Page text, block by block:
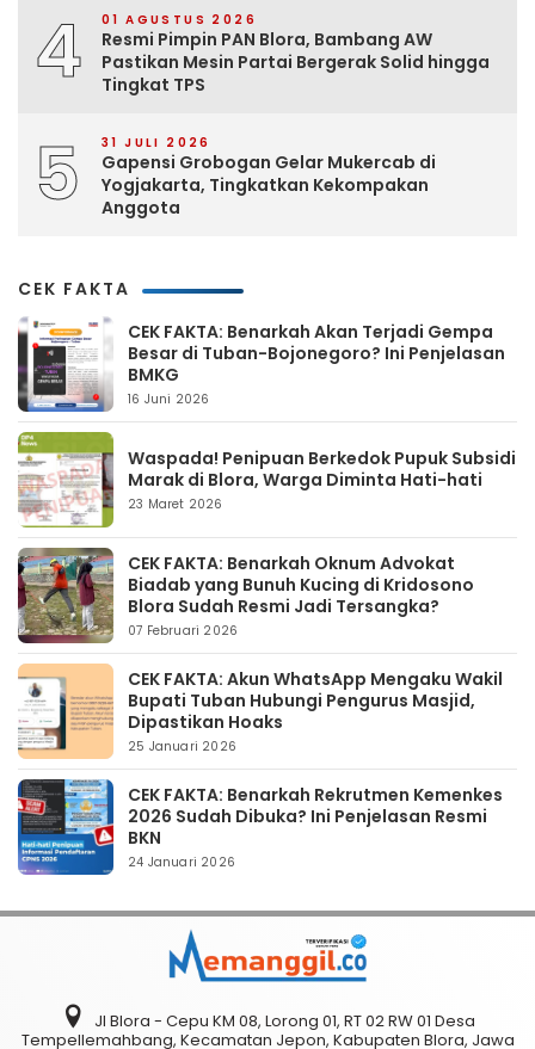
4 01 AGUSTUS 2026
Resmi Pimpin PAN Blora, Bambang AW
Pastikan Mesin Partai Bergerak Solid hingga
Tingkat TPS
5 31 JULI 2026
Gapensi Grobogan Gelar Mukercab di
Yogjakarta, Tingkatkan Kekompakan
Anggota
CEK FAKTA
CEK FAKTA: Benarkah Akan Terjadi Gempa
Besar di Tuban-Bojonegoro? Ini Penjelasan
BMKG
16 Juni 2026
Waspada! Penipuan Berkedok Pupuk Subsidi
Marak di Blora, Warga Diminta Hati-hati
23 Maret 2026
CEK FAKTA: Benarkah Oknum Advokat
Biadab yang Bunuh Kucing di Kridosono
Blora Sudah Resmi Jadi Tersangka?
07 Februari 2026
CEK FAKTA: Akun WhatsApp Mengaku Wakil
Bupati Tuban Hubungi Pengurus Masjid,
Dipastikan Hoaks
25 Januari 2026
CEK FAKTA: Benarkah Rekrutmen Kemenkes
2026 Sudah Dibuka? Ini Penjelasan Resmi
BKN
24 Januari 2026
Jl Blora - Cepu KM 08, Lorong 01, RT 02 RW 01 Desa
Tempellemahbang, Kecamatan Jepon, Kabupaten Blora, Jawa